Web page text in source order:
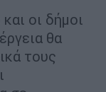
οι δήμοι
θα
τους